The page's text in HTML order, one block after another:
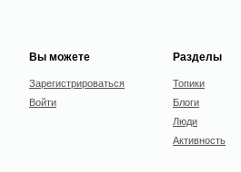
Вы можете
Зарегистрироваться
Войти
Разделы
Топики
Блоги
Люди
Активность